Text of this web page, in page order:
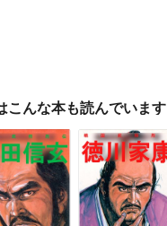
こんな本も読んでいます